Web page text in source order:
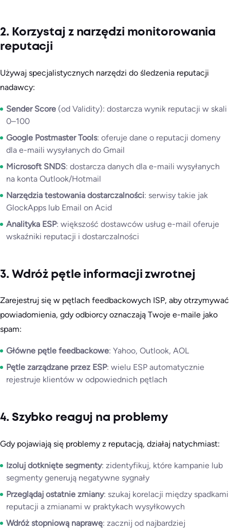
2. Korzystaj z narzędzi monitorowania
reputacji
Używaj specjalistycznych narzędzi do śledzenia reputacji
nadawcy:
Sender Score (od Validity): dostarcza wynik reputacji w skali
0–100
Google Postmaster Tools: oferuje dane o reputacji domeny
dla e-maili wysyłanych do Gmail
Microsoft SNDS: dostarcza danych dla e-maili wysyłanych
na konta Outlook/Hotmail
Narzędzia testowania dostarczalności: serwisy takie jak
GlockApps lub Email on Acid
Analityka ESP: większość dostawców usług e-mail oferuje
wskaźniki reputacji i dostarczalności
3. Wdróż pętle informacji zwrotnej
Zarejestruj się w pętlach feedbackowych ISP, aby otrzymywać
powiadomienia, gdy odbiorcy oznaczają Twoje e-maile jako
spam:
Główne pętle feedbackowe: Yahoo, Outlook, AOL
Pętle zarządzane przez ESP: wielu ESP automatycznie
rejestruje klientów w odpowiednich pętlach
4. Szybko reaguj na problemy
Gdy pojawiają się problemy z reputacją, działaj natychmiast:
Izoluj dotknięte segmenty: zidentyfikuj, które kampanie lub
segmenty generują negatywne sygnały
Przeglądaj ostatnie zmiany: szukaj korelacji między spadkami
reputacji a zmianami w praktykach wysyłkowych
Wdróż stopniową naprawę: zacznij od najbardziej